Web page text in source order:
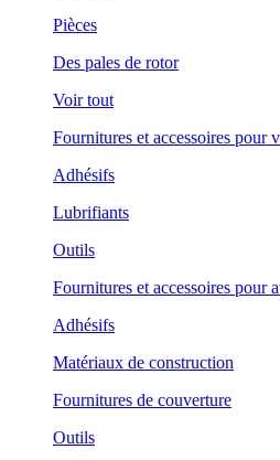
Pièces
Des pales de rotor
Voir tout
Fournitures et accessoires pour
Adhésifs
Lubrifiants
Outils
Fournitures et accessoires pour
Adhésifs
Matériaux de construction
Fournitures de couverture
Outils